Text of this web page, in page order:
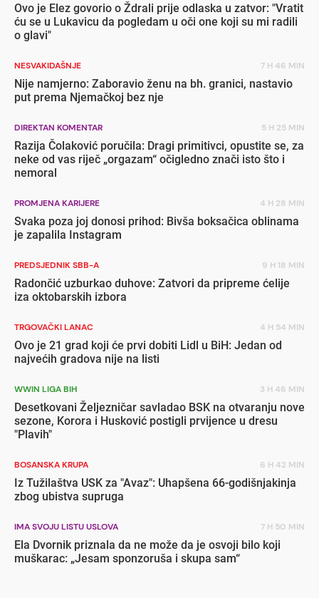
Ovo je Elez govorio o Ždrali prije odlaska u zatvor: "Vratit
ću se u Lukavicu da pogledam u oči one koji su mi radili
o glavi"
NESVAKIDAŠNJE 7 H 46 MIN
Nije namjerno: Zaboravio ženu na bh. granici, nastavio
put prema Njemačkoj bez nje
DIREKTAN KOMENTAR 5 H 25 MIN
Razija Čolaković poručila: Dragi primitivci, opustite se, za
neke od vas riječ „orgazam“ očigledno znači isto što i
nemoral
PROMJENA KARIJERE 4 H 28 MIN
Svaka poza joj donosi prihod: Bivša boksačica oblinama
je zapalila Instagram
PREDSJEDNIK SBB-A 9 H 18 MIN
Radončić uzburkao duhove: Zatvori da pripreme ćelije
iza oktobarskih izbora
TRGOVAČKI LANAC 4 H 54 MIN
Ovo je 21 grad koji će prvi dobiti Lidl u BiH: Jedan od
najvećih gradova nije na listi
WWIN LIGA BIH 3 H 46 MIN
Desetkovani Željezničar savladao BSK na otvaranju nove
sezone, Korora i Husković postigli prvijence u dresu
"Plavih"
BOSANSKA KRUPA 6 H 42 MIN
Iz Tužilaštva USK za "Avaz": Uhapšena 66-godišnjakinja
zbog ubistva supruga
IMA SVOJU LISTU USLOVA 7 H 50 MIN
Ela Dvornik priznala da ne može da je osvoji bilo koji
muškarac: „Jesam sponzoruša i skupa sam“